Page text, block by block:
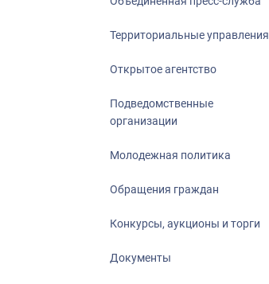
Территориальные управления
Открытое агентство
Подведомственные
организации
Молодежная политика
Обращения граждан
Конкурсы, аукционы и торги
Документы